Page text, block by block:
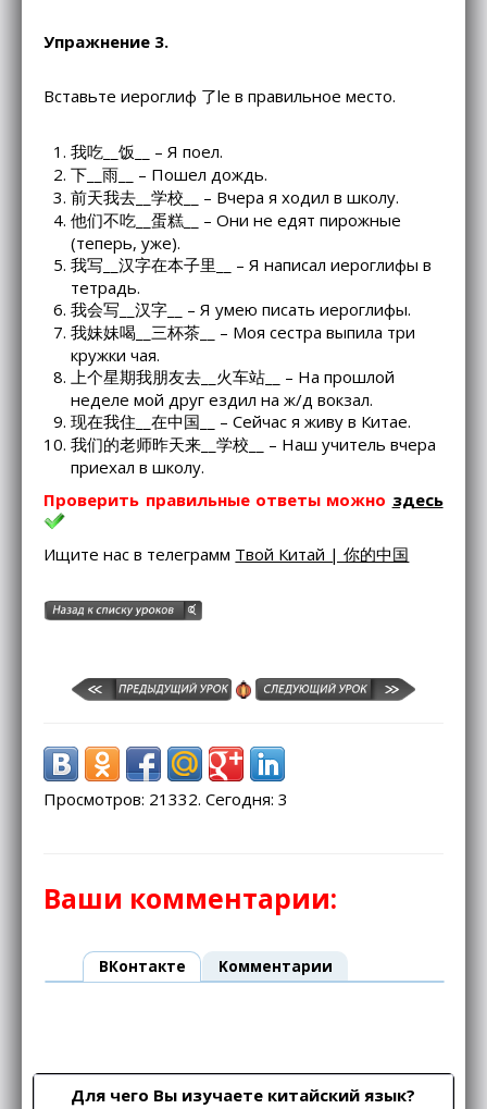
Упражнение 3.
Вставьте иероглиф 了le в правильное место.
我吃__饭__ – Я поел.
下__雨__ – Пошел дождь.
前天我去__学校__ – Вчера я ходил в школу.
他们不吃__蛋糕__ – Они не едят пирожные
(теперь, уже).
我写__汉字在本子里__ – Я написал иероглифы в
тетрадь.
我会写__汉字__ – Я умею писать иероглифы.
我妹妹喝__三杯茶__ – Моя сестра выпила три
кружки чая.
上个星期我朋友去__火车站__ – На прошлой
неделе мой друг ездил на ж/д вокзал.
现在我住__在中国__ – Сейчас я живу в Китае.
我们的老师昨天来__学校__ – Наш учитель вчера
приехал в школу.
Проверить правильные ответы можно здесь
Ищите нас в телеграмм Твой Китай | 你的中国
Просмотров: 21332. Сегодня: 3
Ваши комментарии:
ВКонтакте Kомментарии
Для чего Вы изучаете китайский язык?